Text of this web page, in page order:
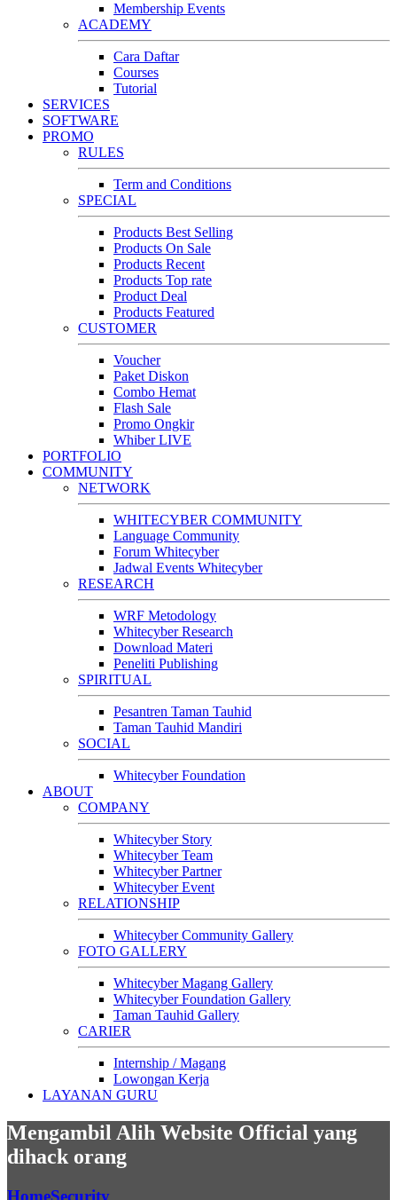
Membership Events
ACADEMY
Cara Daftar
Courses
Tutorial
SERVICES
SOFTWARE
PROMO
RULES
Term and Conditions
SPECIAL
Products Best Selling
Products On Sale
Products Recent
Products Top rate
Product Deal
Products Featured
CUSTOMER
Voucher
Paket Diskon
Combo Hemat
Flash Sale
Promo Ongkir
Whiber LIVE
PORTFOLIO
COMMUNITY
NETWORK
WHITECYBER COMMUNITY
Language Community
Forum Whitecyber
Jadwal Events Whitecyber
RESEARCH
WRF Metodology
Whitecyber Research
Download Materi
Peneliti Publishing
SPIRITUAL
Pesantren Taman Tauhid
Taman Tauhid Mandiri
SOCIAL
Whitecyber Foundation
ABOUT
COMPANY
Whitecyber Story
Whitecyber Team
Whitecyber Partner
Whitecyber Event
RELATIONSHIP
Whitecyber Community Gallery
FOTO GALLERY
Whitecyber Magang Gallery
Whitecyber Foundation Gallery
Taman Tauhid Gallery
CARIER
Internship / Magang
Lowongan Kerja
LAYANAN GURU
Mengambil Alih Website Official yang
dihack orang
HomeSecurity